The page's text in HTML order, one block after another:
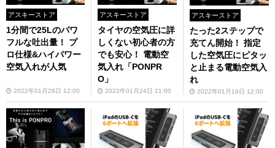
アスキーストア
1分間で25Lのパワ
フルな吐出量！ プ
ロ仕様&ハイパワー
空気入れが人気
2022年01月26日 12:00
アスキーストア
タイヤの空気圧に詳
しくない初心者の方
でも安心！ 電動空
気入れ「PONPR
O」
2022年01月24日 21:00
アスキーストア
たった2ステップで
充てん開始！ 指定
した空気圧にピタッ
と止まる電動空気入
れ
2022年01月19日 12:00